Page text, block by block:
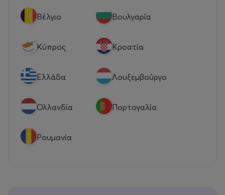
Βέλγιο Βουλγαρία
Κύπρος Κροατία
Eλλάδα Λουξεμβούργο
Ολλανδία Πορτογαλία
Ρουμανία